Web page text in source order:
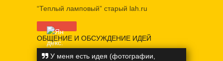
“Теплый ламповый” старый lah.ru
ОБЩЕНИЕ И ОБСУЖДЕНИЕ ИДЕЙ
У меня есть идея (фотографии,